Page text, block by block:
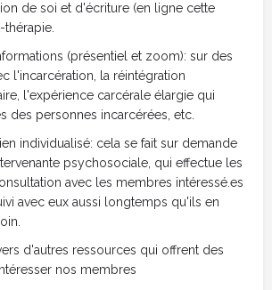
de soi et d'écriture (en ligne cette
thérapie.
(présentiel et zoom): sur des
l'incarcération, la réintégration
l'expérience carcérale élargie qui
des personnes incarcérées, etc.
individualisé: cela se fait sur demande
psychosociale, qui effectue les
avec les membres intéressé.es
avec eux aussi longtemps qu'ils en
d'autres ressources qui offrent des
nos membres